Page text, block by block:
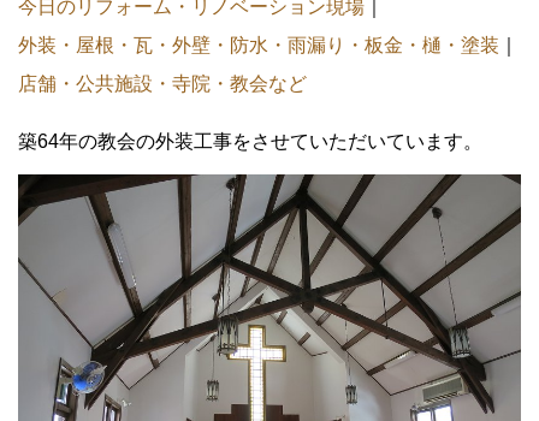
今日のリフォーム・リノベーション現場
外装・屋根・瓦・外壁・防水・雨漏り・板金・樋・塗装
店舗・公共施設・寺院・教会など
築64年の教会の外装工事をさせていただいています。